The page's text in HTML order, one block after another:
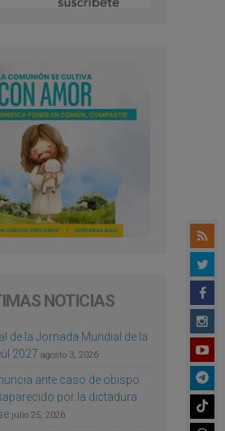
NOTICIAS
de la Jornada Mundial de la
2027 agosto 3, 2026
ante caso de obispo
por la dictadura
julio 25, 2026